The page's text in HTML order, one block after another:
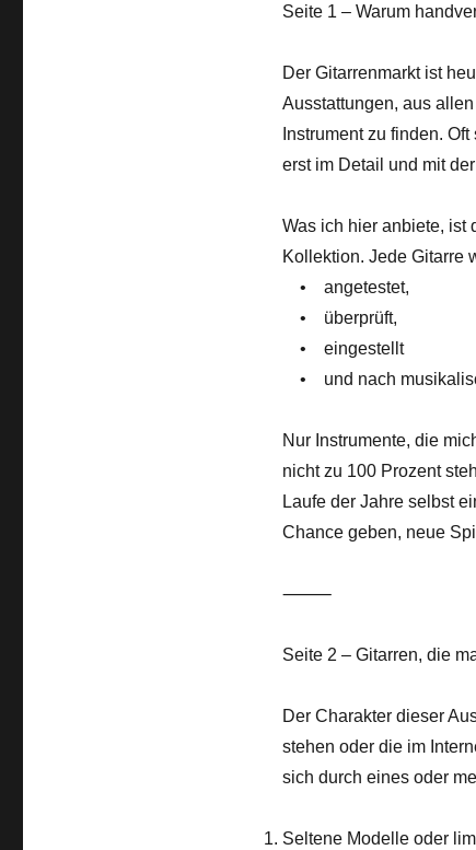
Seite 1 – Warum
Der Gitarrenmarkt ist
Ausstattungen, aus
Instrument zu finden.
erst im Detail und mit
Was ich hier anbiete, ist
Kollektion. Jede Gitarre
• angetestet,
• überprüft,
• eingestellt
• und nach
Nur Instrumente, die
nicht zu 100 Prozent
Laufe der Jahre selbst
Chance geben, neue
⸻
Seite 2 – Gitarren, die
Der Charakter dieser
stehen oder die im
sich durch eines oder
Seltene Modelle oder